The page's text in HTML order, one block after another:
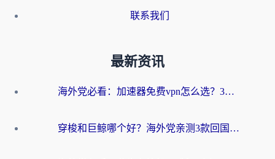
联系我们
最新资讯
海外党必看：加速器免费vpn怎么选？3步教你无缝访问国内资源
穿梭和巨鲸哪个好？海外党亲测3款回国加速器，教你避开90%的坑